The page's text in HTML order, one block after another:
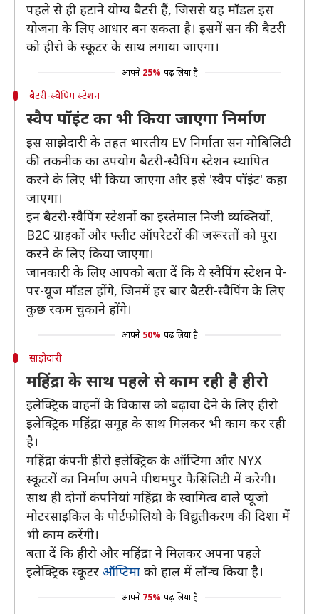
पहले से ही हटाने योग्य बैटरी हैं, जिससे यह मॉडल इस
योजना के लिए आधार बन सकता है। इसमें सन की बैटरी
को हीरो के स्कूटर के साथ लगाया जाएगा।
आपने 25% पढ़ लिया है
बैटरी-स्वैपिंग स्टेशन
स्वैप पॉइंट का भी किया जाएगा निर्माण
इस साझेदारी के तहत भारतीय EV निर्माता सन मोबिलिटी
की तकनीक का उपयोग बैटरी-स्वैपिंग स्टेशन स्थापित
करने के लिए भी किया जाएगा और इसे 'स्वैप पॉइंट' कहा
जाएगा।
इन बैटरी-स्वैपिंग स्टेशनों का इस्तेमाल निजी व्यक्तियों,
B2C ग्राहकों और फ्लीट ऑपरेटरों की जरूरतों को पूरा
करने के लिए किया जाएगा।
जानकारी के लिए आपको बता दें कि ये स्वैपिंग स्टेशन पे-
पर-यूज मॉडल होंगे, जिनमें हर बार बैटरी-स्वैपिंग के लिए
कुछ रकम चुकाने होंगे।
आपने 50% पढ़ लिया है
साझेदारी
महिंद्रा के साथ पहले से काम रही है हीरो
इलेक्ट्रिक वाहनों के विकास को बढ़ावा देने के लिए हीरो
इलेक्ट्रिक महिंद्रा समूह के साथ मिलकर भी काम कर रही
है।
महिंद्रा कंपनी हीरो इलेक्ट्रिक के ऑप्टिमा और NYX
स्कूटरों का निर्माण अपने पीथमपुर फैसिलिटी में करेगी।
साथ ही दोनों कंपनियां महिंद्रा के स्वामित्व वाले प्यूजो
मोटरसाइकिल के पोर्टफोलियो के विद्युतीकरण की दिशा में
भी काम करेंगी।
बता दें कि हीरो और महिंद्रा ने मिलकर अपना पहले
इलेक्ट्रिक स्कूटर ऑप्टिमा को हाल में लॉन्च किया है।
आपने 75% पढ़ लिया है